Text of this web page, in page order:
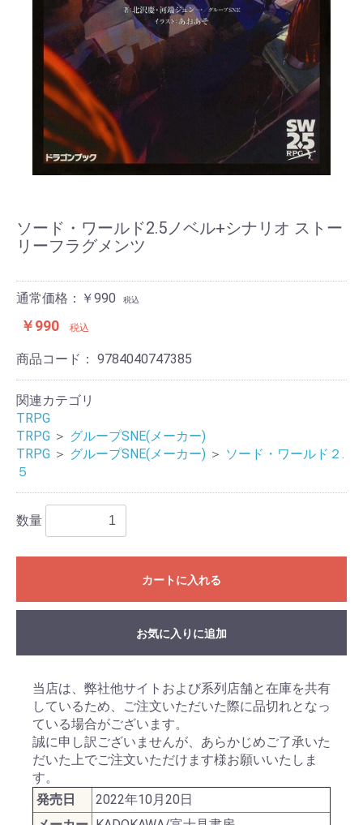
ソード・ワールド2.5ノベル+シナリオ ストー
リーフラグメンツ
通常価格：￥990 税込
￥990 税込
商品コード： 9784040747385
関連カテゴリ
TRPG
TRPG ＞ グループSNE(メーカー)
TRPG ＞ グループSNE(メーカー) ＞ ソード・ワールド２.
５
数量
カートに入れる
お気に入りに追加
当店は、弊社他サイトおよび系列店舗と在庫を共有
しているため、ご注文いただいた際に品切れとなっ
ている場合がございます。
誠に申し訳ございませんが、あらかじめご了承いた
だいた上でご注文いただけます様お願いいたしま
す。
発売日
2022年10月20日